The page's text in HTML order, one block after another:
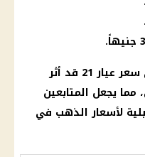
سعر عيار 21
قد أثر
، مما يجعل المتابعين
لأسعارالذهب في